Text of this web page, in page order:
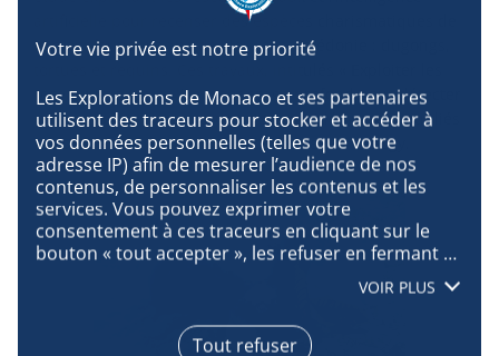
Les Explorations de Monaco et ses partenaires
utilisent des traceurs pour stocker et accéder à
vos données personnelles (telles que votre
adresse IP) afin de mesurer l’audience de nos
contenus, de personnaliser les contenus et les
services. Vous pouvez exprimer votre
consentement à ces traceurs en cliquant sur le
bouton « tout accepter », les refuser en fermant
accepter », ou vous informer sur le détail de
chaque finalité et exprimer votre choix pour
chacune d’entre elles en cliquant sur « paramétrer
VOIR PLUS
Tout refuser
artificielle pour recenser des espèces charismatiques de
la mégafaune marine de Nouvelle-Calédonie : dugongs,
réseaux sociaux et l’apprentissage profond pour détecter
la mégafaune rare à partir de suivis vidéo », sont publiés
dans la revue internationale Conservation Biology.